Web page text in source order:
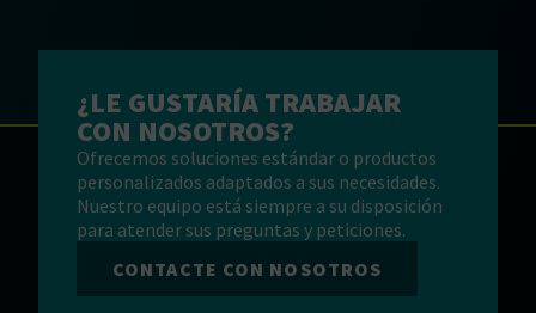
¿LE GUSTARÍA TRABAJAR
CON NOSOTROS?
Ofrecemos soluciones estándar o productos
personalizados adaptados a sus necesidades.
Nuestro equipo está siempre a su disposición
para atender sus preguntas y peticiones.
CONTACTE CON NOSOTROS